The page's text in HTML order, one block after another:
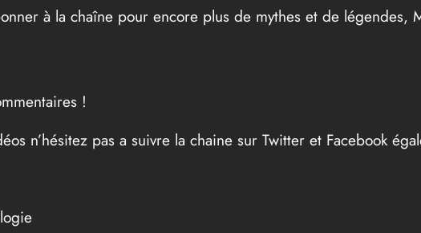
à la chaîne pour encore plus de mythes et de légendes,
!
n’hésitez pas a suivre la chaine sur Twitter et Facebook